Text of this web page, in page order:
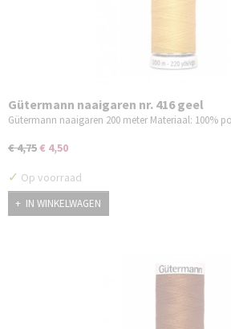
Gütermann naaigaren nr. 416 geel
Gütermann naaigaren 200 meter Materiaal: 100%
€ 4,75€ 4,50
✓ Op voorraad
IN WINKELWAGEN